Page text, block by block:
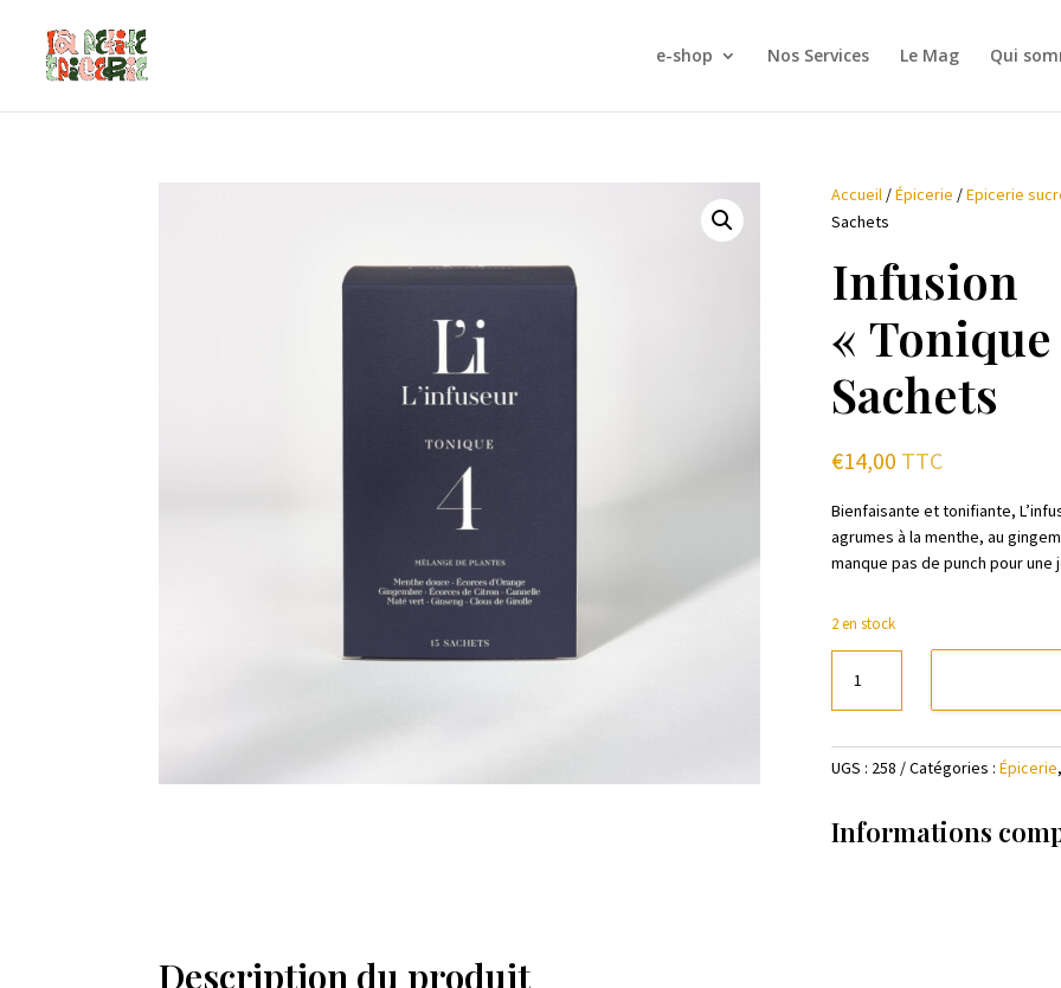
e-shop Nos Services Le Mag Qui
Accueil /Épicerie /Epicerie
Sachets
Infusion
« Tonique
Sachets
€14,00 TTC
Bienfaisante et tonifiante,
agrumes à la menthe, au
manque pas de punch pour une
2 en stock
Infusion
"Tonique"
-
UGS : 258 Catégories : Épicerie
Informations
Description du produit